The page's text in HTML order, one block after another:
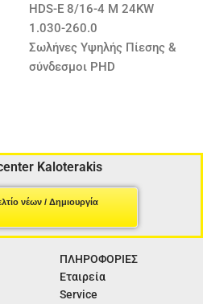
HDS-E 8/16-4 M 24KW
1.030-260.0
Σωλήνες Υψηλής Πίεσης &
σύνδεσμοι PHD
Kaloterakis
νέων / Δημιουργία
ΠΛΗΡΟΦΟΡΙΕΣ
Εταιρεία
Service